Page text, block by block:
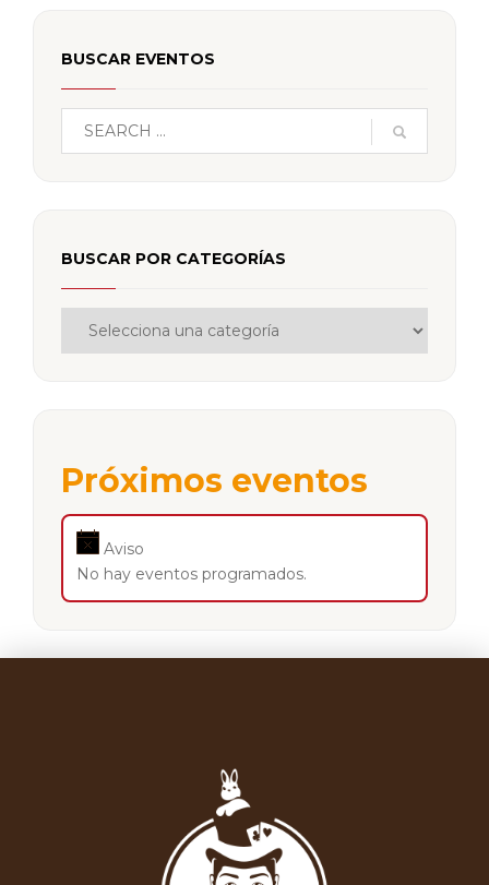
BUSCAR EVENTOS
BUSCAR POR CATEGORÍAS
Próximos eventos
Aviso
No hay eventos programados.